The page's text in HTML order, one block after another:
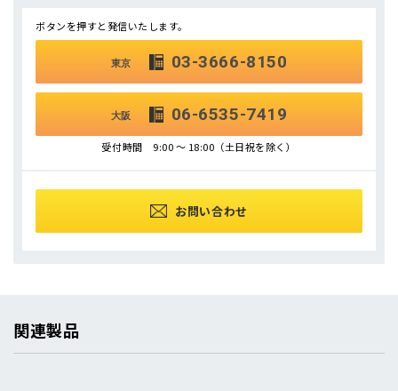
ボタンを押すと発信いたします。
東京 03-3666-8150
大阪 06-6535-7419
受付時間 9:00 ～ 18:00（土日祝を除く）
お問い合わせ
関連製品